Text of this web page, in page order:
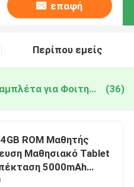
επαφή
Περίπου εμείς
Κίνα Εκπαιδευτική Ταμπλέτα για Φοιτητές (36)
ROM Μαθητής
Μαθησιακό Tablet
5000mAh